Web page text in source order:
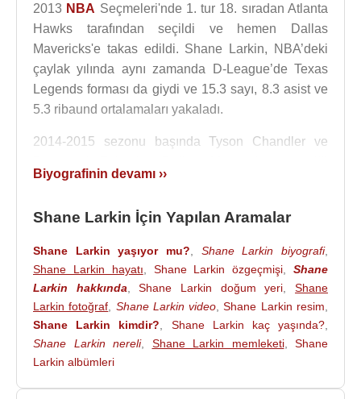
2013 NBA Seçmeleri'nde 1. tur 18. sıradan Atlanta
Hawks tarafından seçildi ve hemen Dallas
Mavericks'e takas edildi. Shane Larkin, NBA’deki
çaylak yılında aynı zamanda D-League’de Texas
Legends forması da giydi ve 15.3 sayı, 8.3 asist ve
5.3 ribaund ortalamaları yakaladı.
2014-2015 sezonu başında Tyson Chandler ve
takastaNew YorkKnicks‘in yolunu tuttu. New York
sayı, 2.3 ribaund ve 3 asist ortalamaları tutturdu.
2015-2016 sezonu başında Brooklyn Nets ile
sözleşme imzalayan Larkin, Washington Wizards
karşısında 20 sayı bulduğu maçta kariyer rekoru
kırdı ve 78 maçta 7.3 sayı, 2.3 ribaund ve 4.4 asist
ortalamalarıyla mücadele etti.
2016-2017 sezonunda Baskonia formasıyla
Avrupa’ya adım atmaya karar veren Larkin, bir
Biyografinin devamı ››
Shane Larkin İçin Yapılan Aramalar
Shane Larkin yaşıyor mu? Shane Larkin biyografi,
Shane Larkin hayatı
Shane Larkin özgeçmişi ,Shane
Larkin hakkında ,Shane Larkin doğum yeri ,Shane
Larkin fotoğraf
Shane Larkin video ,Shane Larkin resim
Shane Larkin kimdir?
Shane Larkin kaç yaşında?
Shane Larkin nereli, Shane Larkin memleketi, Shane
Larkin albümleri